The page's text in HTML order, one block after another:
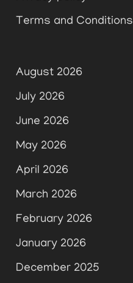
Terms and Conditions
August 2026
July 2026
June 2026
May 2026
April 2026
March 2026
February 2026
January 2026
December 2025